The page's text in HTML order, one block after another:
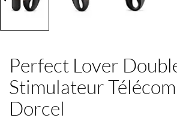
Perfect Lover
Stimulateur
Dorcel